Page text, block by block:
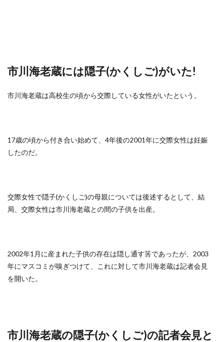
市川海老蔵には隠子(かくしご)がいた!
市川海老蔵は高校生の頃から交際している女性がいたという。
17歳の頃から付き合い始めて、4年後の2001年に交際女性は妊娠
したのだ。
交際女性で隠子(かくしご)の母親については後述するとして、結
局、交際女性は市川海老蔵との間の子供を出産。
2002年1月に産まれた子供の存在は隠し通す筈であったが、2003
年にマスコミが嗅ぎつけて、これに対して市川海老蔵は記者会見
を開いた。
市川海老蔵の隠子(かくしご)の記者会見と